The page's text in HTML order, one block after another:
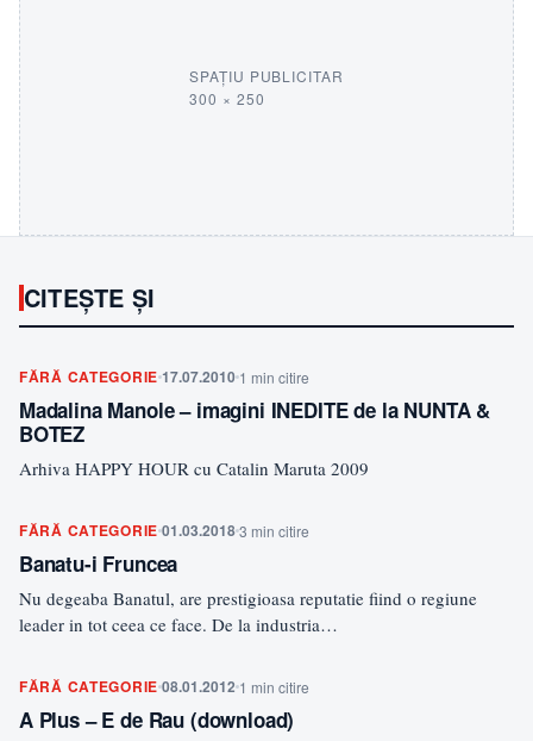
SPAȚIU PUBLICITAR
300 × 250
CITEȘTE ȘI
FĂRĂ CATEGORIE17.07.2010 1 min citire
Madalina Manole – imagini INEDITE de la NUNTA &
BOTEZ
Arhiva HAPPY HOUR cu Catalin Maruta 2009
FĂRĂ CATEGORIE01.03.20183 min citire
Banatu-i Fruncea
Nu degeaba Banatul, are prestigioasa reputatie fiind o regiune
leader in tot ceea ce face. De la industria…
FĂRĂ CATEGORIE08.01.2012 1 min citire
A Plus – E de Rau (download)